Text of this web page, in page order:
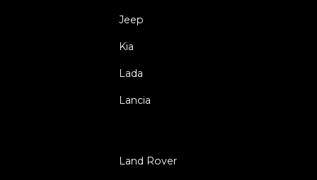
Jeep
Kia
Lada
Lancia
Land Rover